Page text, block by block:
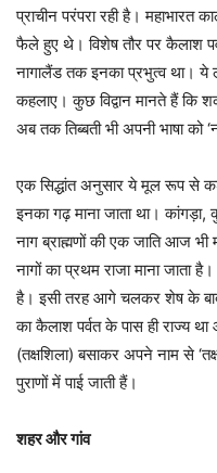
प्राचीन परंपरा रही है। महाभारत
फैले हुए थे। विशेष तौर पर कैलाश
नागालैंड तक इनका प्रभुत्व था। ये
कहलाए। कुछ विद्वान मानते हैं कि
अब तक तिब्बती भी अपनी भाषा को
एक सिद्धांत अनुसार ये मूल रूप से
इनका गढ़ माना जाता था।
नाग ब्राह्मणों की एक जाति आज भी
नागों का प्रथम राजा माना जाता
है। इसी तरह आगे चलकर शेष के
का कैलाश पर्वत के पास ही राज्य था
(तक्षशिला) बसाकर अपने नाम से
पुराणों में पाई जाती हैं।
शहर और गांव